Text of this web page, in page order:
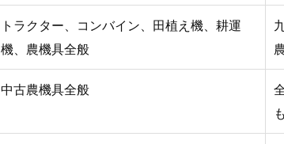
トラクター、コンバイン、田植え機、耕運
機、農機具全般
中古農機具全般